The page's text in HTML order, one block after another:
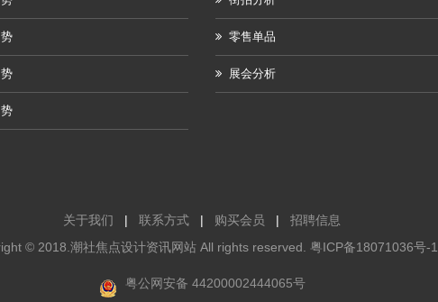
零售单品
展会分析
关于我们 | 联系方式 | 购买会员 |
招聘信息
© 2018.潮社焦点设计资讯网站 All rights reserved. 粤ICP备18071036号-1
粤公网安备 44200002444065号